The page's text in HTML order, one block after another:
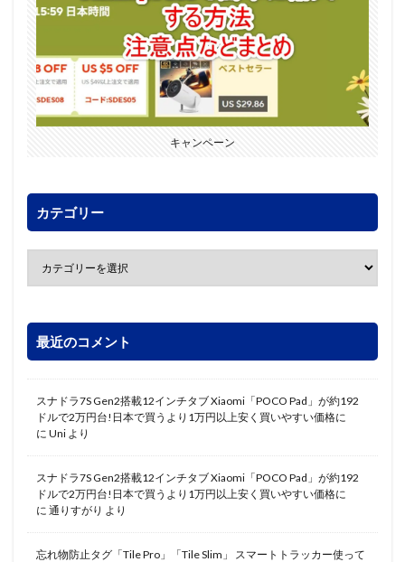
キャンペーン
カテゴリー
最近のコメント
スナドラ7S Gen2搭載12インチタブ Xiaomi「POCO Pad」が約192
ドルで2万円台!日本で買うより1万円以上安く買いやすい価格に
に Uni より
スナドラ7S Gen2搭載12インチタブ Xiaomi「POCO Pad」が約192
ドルで2万円台!日本で買うより1万円以上安く買いやすい価格に
に 通りすがり より
忘れ物防止タグ「Tile Pro」「Tile Slim」 スマートトラッカー使って